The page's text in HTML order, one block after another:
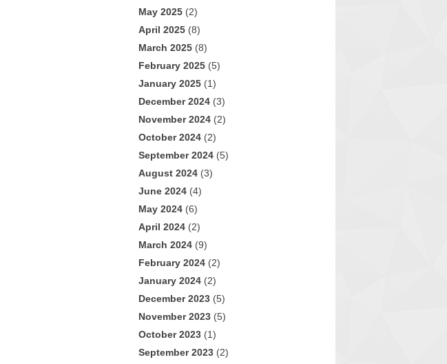
May 2025 (2)
April 2025 (8)
March 2025 (8)
February 2025 (5)
January 2025 (1)
December 2024 (3)
November 2024 (2)
October 2024 (2)
September 2024 (5)
August 2024 (3)
June 2024 (4)
May 2024 (6)
April 2024 (2)
March 2024 (9)
February 2024 (2)
January 2024 (2)
December 2023 (5)
November 2023 (5)
October 2023 (1)
September 2023 (2)